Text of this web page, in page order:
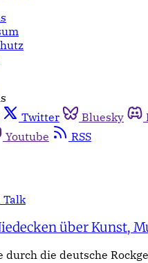
Twitter Bluesky
Youtube RSS
Talk
über Kunst,
durch die deutsche